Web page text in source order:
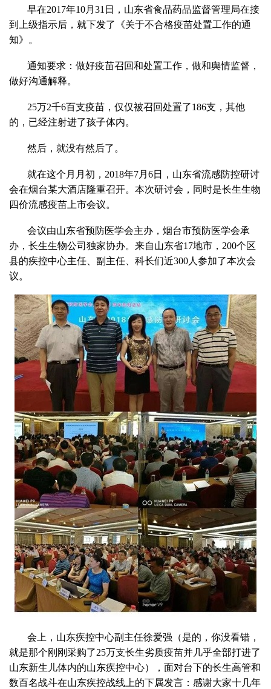
早在2017年10月31日，山东省食品药品监督管理局在接
到上级指示后，就下发了《关于不合格疫苗处置工作的通
知》。
通知要求：做好疫苗召回和处置工作，做和舆情监督，
做好沟通解释。
25万2千6百支疫苗，仅仅被召回处置了186支，其他
的，已经注射进了孩子体内。
然后，就没有然后了。
就在这个月月初，2018年7月6日，山东省流感防控研讨
会在烟台某大酒店隆重召开。本次研讨会，同时是长生生物
四价流感疫苗上市会议。
会议由山东省预防医学会主办，烟台市预防医学会承
办，长生生物公司独家协办。来自山东省17地市，200个区
县的疾控中心主任、副主任、科长们近300人参加了本次会
议。
会上，山东疾控中心副主任徐爱强（是的，你没看错，
就是那个刚刚采购了25万支长生劣质疫苗并几乎全部打进了
山东新生儿体内的山东疾控中心），面对台下的长生高管和
数百名战斗在山东疾控战线上的下属发言：感谢大家十几年